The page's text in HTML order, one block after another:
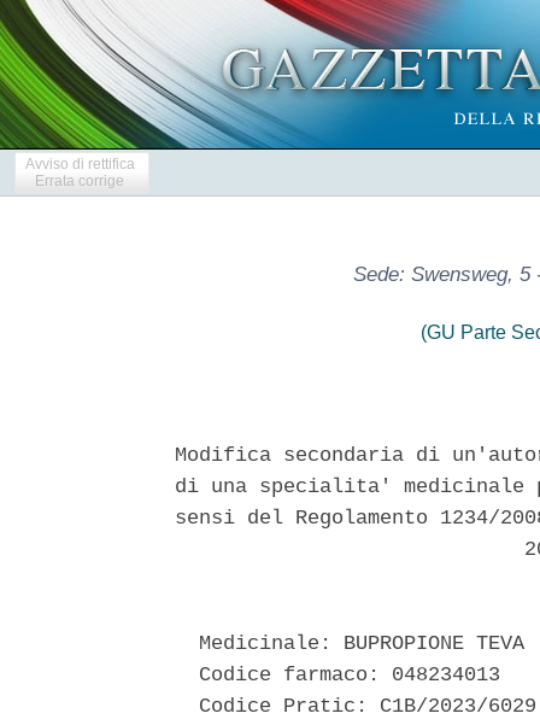
Avviso di rettifica
Errata corrige
Sede: Swensweg, 5
(GU Parte
Modifica secondaria di
di una specialita' medicinale
sensi del Regolamento 1234/
  Medicinale: BUPROPIONE TEVA
  Codice farmaco: 048234013
Codice Pratic: C1B/2023/